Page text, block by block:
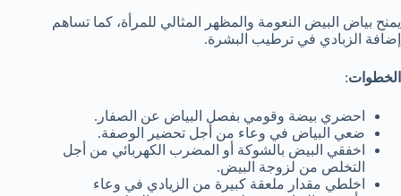
يمنح بياض البيض النعومة والمظهر المثالي للمرأة، كما تساهم
إضافة الزبادي في ترطيب البشرة.
الخطوات:
احضري بيضة وقومي بفصل البياض عن الصفار.
ضعي البياض في وعاء من أجل تحضير الوصفة.
اخفقي البيض بالشوكة أو المضرب الكهربائي من أجل
التخلص من لزوجة البيض.
اخلطي مقدار ملعقة كبيرة من الزيادي في وعاء